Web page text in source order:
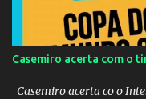
Casemiro acerta com o
Casemiro acerta co o